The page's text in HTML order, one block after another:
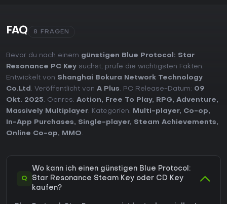
FAQ 8 FRAGEN
Bevor du nach einem günstigen Blue Protocol: Star
Resonance PC Key suchst, prüfe die wichtigsten Fakten.
Entwickelt von Shanghai Bokura Network Technology
Co.Ltd . Veröffentlicht von A Plus. PC Release-Datum: 09
Okt. 2025. Genres: Action, Free To Play, RPG, Adventure,
Massively Multiplayer. Kategorien: Multi-player, Co-op,
In-App Purchases, Single-player, Steam Achievements,
Online Co-op, MMO.
Q
Wo kann ich einen günstigen Blue Protocol:
Star Resonance Steam Key oder CD Key
kaufen?